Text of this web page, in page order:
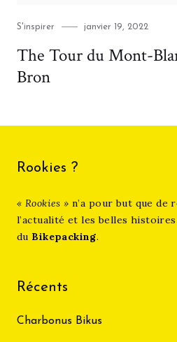
Category
S'inspirer
Posted
janvier 19, 2022
The Tour du Mont-
Bron
Rookies ?
« Rookies »n’a pour but que de
l’actualité et les belles
du Bikepacking.
Récents
Charbonus Bikus